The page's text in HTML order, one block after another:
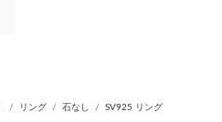
リング 石なし SV925 リング